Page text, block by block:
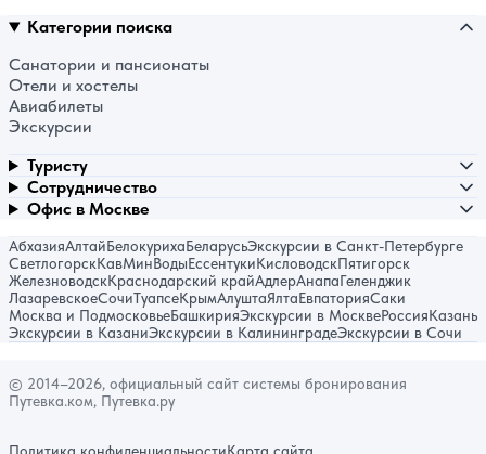
Категории поиска
Санатории и пансионаты
Отели и хостелы
Авиабилеты
Экскурсии
Туристу
Сотрудничество
Офис в Москве
АбхазияАлтайБелокурихаБеларусьЭкскурсии в Санкт-Петербурге
СветлогорскКавМинВодыЕссентукиКисловодскПятигорск
ЖелезноводскКраснодарский крайАдлерАнапаГеленджик
ЛазаревскоеСочиТуапсеКрымАлуштаЯлтаЕвпаторияСаки
Москва и ПодмосковьеБашкирияЭкскурсии в МосквеРоссияКазань
Экскурсии в КазаниЭкскурсии в КалининградеЭкскурсии в Сочи
© 2014–2026, официальный сайт системы бронирования
Путевка.ком, Путевка.ру